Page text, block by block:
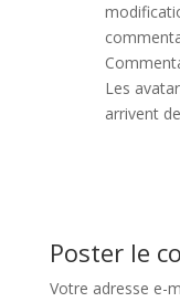
Les
arrivent
Poster le
Votre adresse e-